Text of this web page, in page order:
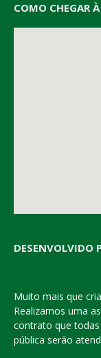
COMO CHEGAR
DESENVOLVIDO
Muito mais que
Realizamos uma
contrato que todas
pública serão